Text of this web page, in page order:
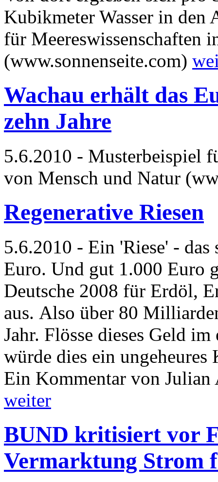
Kubikmeter Wasser in
für Meereswissenschaften
(www.sonnenseite.com)
Wachau erhält das
zehn Jahre
5.6.2010 - Musterbeispiel
von Mensch und Natur
Regenerative Riesen
5.6.2010 - Ein 'Riese' -
Euro. Und gut 1.000 Euro
Deutsche 2008 für Erdöl,
aus. Also über 80
Jahr. Flösse dieses Geld
würde dies ein
Ein Kommentar von Julian
weiter
BUND kritisiert vor
Vermarktung Strom